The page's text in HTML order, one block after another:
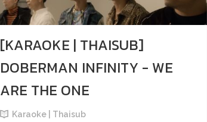
[MV D.I v...
[KARAOKE | THAISUB]
DOBERMAN INFINITY - WE
ARE THE ONE
Karaoke | Thaisub